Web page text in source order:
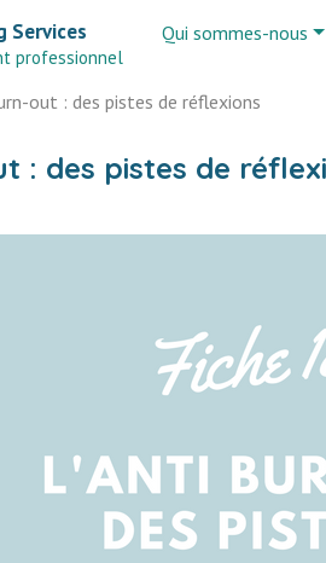
Services
professionnel
Qui sommes-nous
out : des pistes de réflexions
: des pistes de